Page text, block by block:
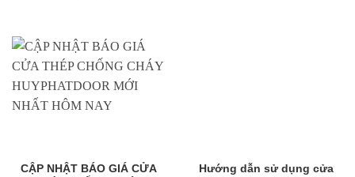
CẬP NHẬT BÁO GIÁ CỬA
Hướng dẫn sử dụng cửa